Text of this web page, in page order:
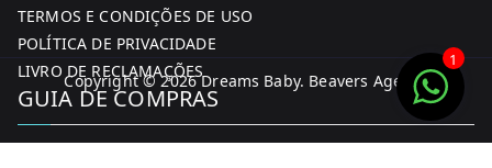
TERMOS E CONDIÇÕES DE USO
POLÍTICA DE PRIVACIDADE
LIVRO DE RECLAMAÇÕES
GUIA DE COMPRAS
Copyright © 2026Dreams Baby. Beavers Agency
1